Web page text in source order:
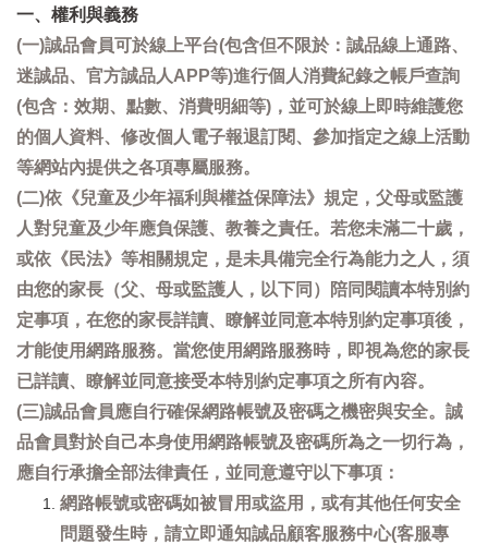
一、權利與義務
(一)誠品會員可於線上平台(包含但不限於：誠品線上通路、
迷誠品、官方誠品人APP等)進行個人消費紀錄之帳戶查詢
(包含：效期、點數、消費明細等)，並可於線上即時維護您
的個人資料、修改個人電子報退訂閱、參加指定之線上活動
等網站內提供之各項專屬服務。
(二)依《兒童及少年福利與權益保障法》規定，父母或監護
人對兒童及少年應負保護、教養之責任。若您未滿二十歲，
或依《民法》等相關規定，是未具備完全行為能力之人，須
由您的家長（父、母或監護人，以下同）陪同閱讀本特別約
定事項，在您的家長詳讀、瞭解並同意本特別約定事項後，
才能使用網路服務。當您使用網路服務時，即視為您的家長
已詳讀、瞭解並同意接受本特別約定事項之所有內容。
(三)誠品會員應自行確保網路帳號及密碼之機密與安全。誠
品會員對於自己本身使用網路帳號及密碼所為之一切行為，
應自行承擔全部法律責任，並同意遵守以下事項：
網路帳號或密碼如被冒用或盜用，或有其他任何安全
問題發生時，請立即通知誠品顧客服務中心(客服專